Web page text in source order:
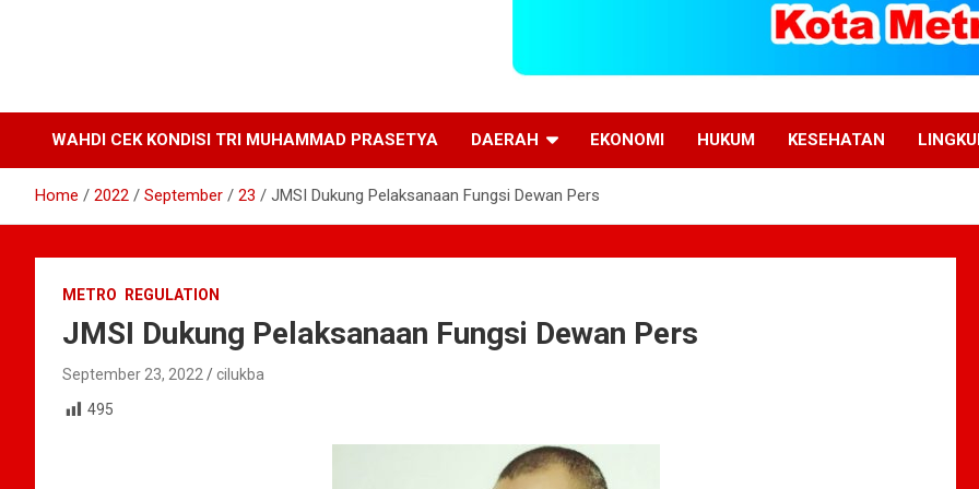
WAHDI CEK KONDISI TRI MUHAMMAD PRASETYA DAERAH EKONOMI HUKUM KESEHATAN
Home 2022 September 23 JMSI Dukung Pelaksanaan Fungsi Dewan Pers
METRO REGULATION
JMSI Dukung Pelaksanaan Fungsi Dewan Pers
September 23, 2022
cilukba
495